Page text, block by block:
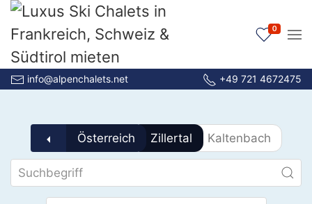
0
info@alpenchalets.net +49 721 4672475
Österreich Zillertal Kaltenbach